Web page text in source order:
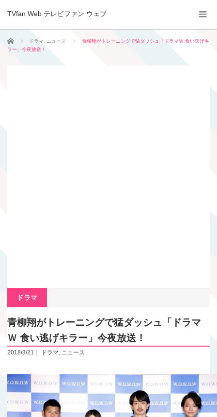
TVfan Web テレビファン ウェブ
ホーム ドラマ ニュース
青柳翔がトレーニングで猛ダッシュ「ドラマＷ 食い逃げキ
ラー」今夜放送！
ドラマ
青柳翔がトレーニングで猛ダッシュ「ドラマ
Ｗ 食い逃げキラー」今夜放送！
2018/3/21 ドラマ, ニュース